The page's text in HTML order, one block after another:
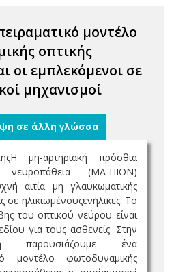
μοντέλο
οπτικής
οι εμπλεκόμενοι σε
μηχανισμοί
σε άλλη γλώσσα
μη-αρτηριακή πρόσθια
νευροπάθεια (ΜΑ-ΠΙΟΝ)
αιτία μη γλαυκωματικής
σε ηλικιωμένουςενήλικες. Το
του οπτικού νεύρου είναι
για τους ασθενείς. Στην
παρουσιάζουμε ένα
μοντέλο φωτοδυναμικής